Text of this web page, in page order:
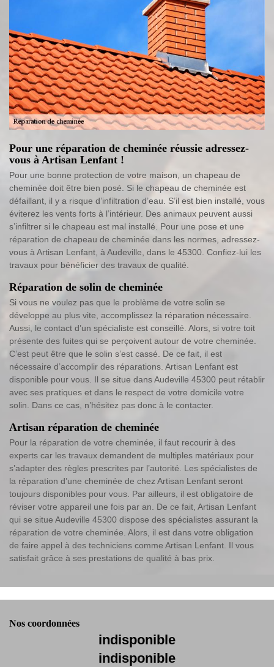
Pour une réparation de cheminée réussie adressez-
vous à Artisan Lenfant !
Pour une bonne protection de votre maison, un chapeau de
cheminée doit être bien posé. Si le chapeau de cheminée est
défaillant, il y a risque d’infiltration d’eau. S’il est bien installé, vous
éviterez les vents forts à l’intérieur. Des animaux peuvent aussi
s’infiltrer si le chapeau est mal installé. Pour une pose et une
réparation de chapeau de cheminée dans les normes, adressez-
vous à Artisan Lenfant, à Audeville, dans le 45300. Confiez-lui les
travaux pour bénéficier des travaux de qualité.
Réparation de solin de cheminée
Si vous ne voulez pas que le problème de votre solin se
développe au plus vite, accomplissez la réparation nécessaire.
Aussi, le contact d’un spécialiste est conseillé. Alors, si votre toit
présente des fuites qui se perçoivent autour de votre cheminée.
C’est peut être que le solin s’est cassé. De ce fait, il est
nécessaire d’accomplir des réparations. Artisan Lenfant est
disponible pour vous. Il se situe dans Audeville 45300 peut rétablir
avec ses pratiques et dans le respect de votre domicile votre
solin. Dans ce cas, n’hésitez pas donc à le contacter.
Artisan réparation de cheminée
Pour la réparation de votre cheminée, il faut recourir à des
experts car les travaux demandent de multiples matériaux pour
s’adapter des règles prescrites par l’autorité. Les spécialistes de
la réparation d’une cheminée de chez Artisan Lenfant seront
toujours disponibles pour vous. Par ailleurs, il est obligatoire de
réviser votre appareil une fois par an. De ce fait, Artisan Lenfant
qui se situe Audeville 45300 dispose des spécialistes assurant la
réparation de votre cheminée. Alors, il est dans votre obligation
de faire appel à des techniciens comme Artisan Lenfant. Il vous
satisfait grâce à ses prestations de qualité à bas prix.
Nos coordonnées
indisponible
indisponible